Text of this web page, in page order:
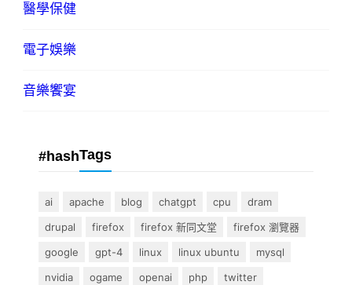
醫學保健
電子娛樂
音樂饗宴
#hashTags
ai apache blog chatgpt cpu
dram
drupal
firefox firefox 新同文堂
firefox 瀏覽器
google
gpt-4 linux linux ubuntu
mysql
nvidia
ogame openai php
twitter